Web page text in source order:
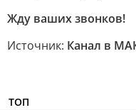
Жду ваших звонков!
Источник: Канал в
ТОП